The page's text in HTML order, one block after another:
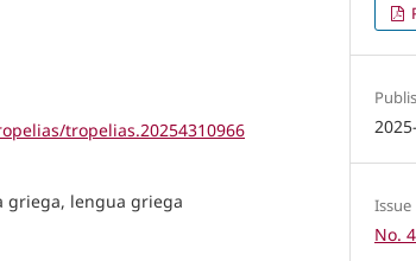
tropelias.20254310966
griega, lengua griega Issue
No.